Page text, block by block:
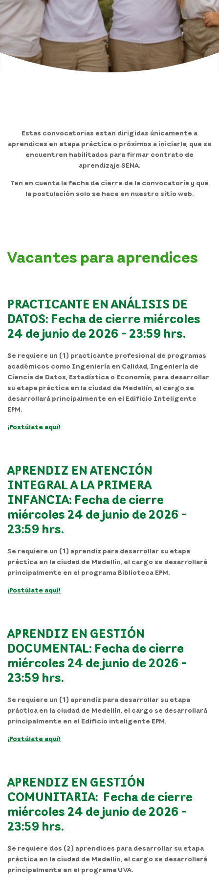
Noticias
Contacto
Transparencia
Pagos PSE
Estas convocatorias estan dirigidas únicamente a
aprendices en etapa práctica o próximos a iniciarla, que se
encuentren habilitados para firmar contrato de
aprendizaje SENA.
Ten en cuenta la fecha de cierre de la convocatoria y que
la postulación solo se hace en nuestro sitio web.
Vacantes para aprendices
PRACTICANTE EN ANÁLISIS DE
DATOS: Fecha de cierre miércoles
24 de junio de 2026 - 23:59 hrs.
Se requiere un (1) practicante profesional de programas
académicos como Ingeniería en Calidad, Ingeniería de
Ciencia de Datos, Estadística o Economía, para desarrollar
su etapa práctica en la ciudad de Medellín, el cargo se
desarrollará principalmente en el Edificio Inteligente
EPM.
¡Postúlate aquí!
APRENDIZ EN ATENCIÓN
INTEGRAL A LA PRIMERA
INFANCIA: Fecha de cierre
miércoles 24 de junio de 2026 -
23:59 hrs.
Se requiere un (1) aprendiz para desarrollar su etapa
práctica en la ciudad de Medellín, el cargo se desarrollará
principalmente en el programa Biblioteca EPM.
¡Postúlate aquí!
APRENDIZ EN GESTIÓN
DOCUMENTAL: Fecha de cierre
miércoles 24 de junio de 2026 -
23:59 hrs.
Se requiere un (1) aprendiz para desarrollar su etapa
práctica en la ciudad de Medellín, el cargo se desarrollará
principalmente en el Edificio inteligente EPM.
¡Postúlate aquí!
APRENDIZ EN GESTIÓN
COMUNITARIA: Fecha de cierre
miércoles 24 de junio de 2026 -
23:59 hrs.
Se requiere dos (2) aprendices para desarrollar su etapa
práctica en la ciudad de Medellín, el cargo se desarrollará
principalmente en el programa UVA.